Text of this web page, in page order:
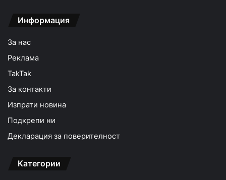
Информация
За нас
Реклама
TakTak
За контакти
Изпрати новина
Подкрепи ни
Декларация за поверителност
Категории